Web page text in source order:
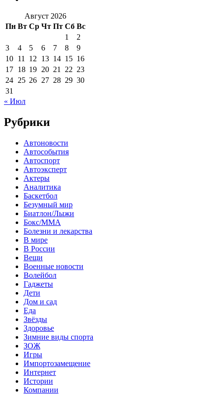
Август 2026
Пн Вт Ср Чт Пт Сб Вс
1
2
3
4 5 6 7 8
9
10 11 12 13 14 15 16
17 18 19 20 21 22 23
24 25 26 27 28 29 30
31
« Июл
Рубрики
Автоновости
Автособытия
Автоспорт
Автоэксперт
Актеры
Аналитика
Баскетбол
Безумный мир
Биатлон/Лыжи
Бокс/MMA
Болезни и лекарства
В мире
В России
Вещи
Военные новости
Волейбол
Гаджеты
Дети
Дом и сад
Еда
Звёзды
Здоровье
Зимние виды спорта
ЗОЖ
Игры
Импортозамещение
Интернет
Истории
Компании